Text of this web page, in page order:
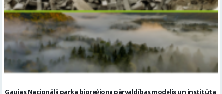
Gaujas Nacionālā parka bioreģiona pārvaldības modelis un institūta